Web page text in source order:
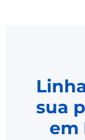
sua
em